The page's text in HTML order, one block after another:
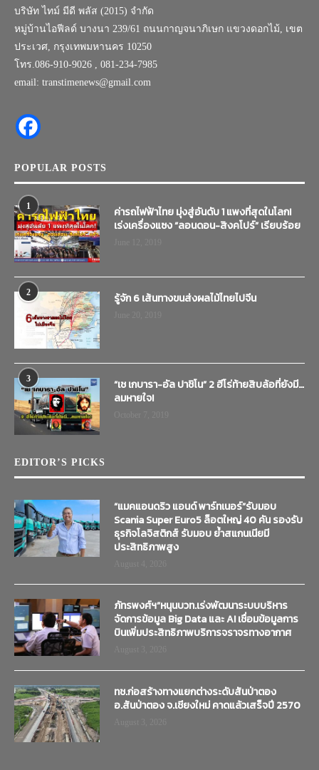
บริษัท ไทม์ มีดี พลัส (2015) จำกัด
หมู่บ้านไอฟีลด์ บางนา 239/61 ถนนกาญจนาภิเษก แขวงดอกไม้, เขต
ประเวศ, กรุงเทพมหานคร 10250
โทร.086-910-9026 , 081-234-7985
email: transtimenews@gmail.com
POPULAR POSTS
1
ค่ารถไฟฟ้าไทย มุ่งสู่อันดับ 1 แพงที่สุดในโลก!
เร่งเครื่องแซง “ลอนดอน-สิงคโปร์” เรียบร้อย
2 รู้จัก 6 เส้นทางขนส่งผลไม้ไทยไปจีน
3
“เช เกบารา-อัล ปาชิโน” 2 ฮีโร่ท้ายสิบล้อที่ยังมี…
ลมหายใจ!
EDITOR’S PICKS
“แมคแอนดริว แอนด์ พาร์ทเนอร์”รับมอบ
Scania Super Euro5 ล็อตใหญ่ 40 คัน รองรับ
ธุรกิจโลจิสติกส์ รับมอบ ย้ำสแกนเนียมี
ประสิทธิภาพสูง
ภัทรพงศ์ฯ”หนุนบวท.เร่งพัฒนาระบบบริหาร
จัดการข้อมูล Big Data และ AI เชื่อมข้อมูลการ
บินเพิ่มประสิทธิภาพบริการจราจรทางอากาศ
ทช.ก่อสร้างทางแยกต่างระดับสันป่าตอง
อ.สันป่าตอง จ.เชียงใหม่ คาดแล้วเสร็จปี 2570